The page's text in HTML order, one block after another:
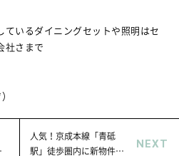
いるダイニングセットや照明はセ
社さまで
人気！京成本線「青砥
駅」徒歩圏内に新物件登
NEXT